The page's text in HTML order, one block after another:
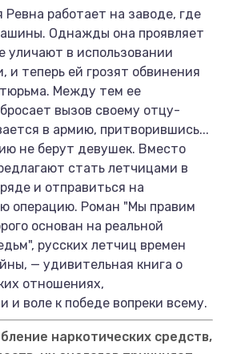
работает на заводе, где
Однажды она проявляет
уличают в использовании
и теперь ей грозят обвинения
Между тем ее
вызов своему отцу-
в армию, притворившись...
не берут девушек. Вместо
стать летчицами в
и отправиться на
операцию. Роман "Мы правим
основан на реальной
русских летчиц времен
— удивительная книга о
отношениях,
и воле к победе вопреки всему.
наркотических средств,